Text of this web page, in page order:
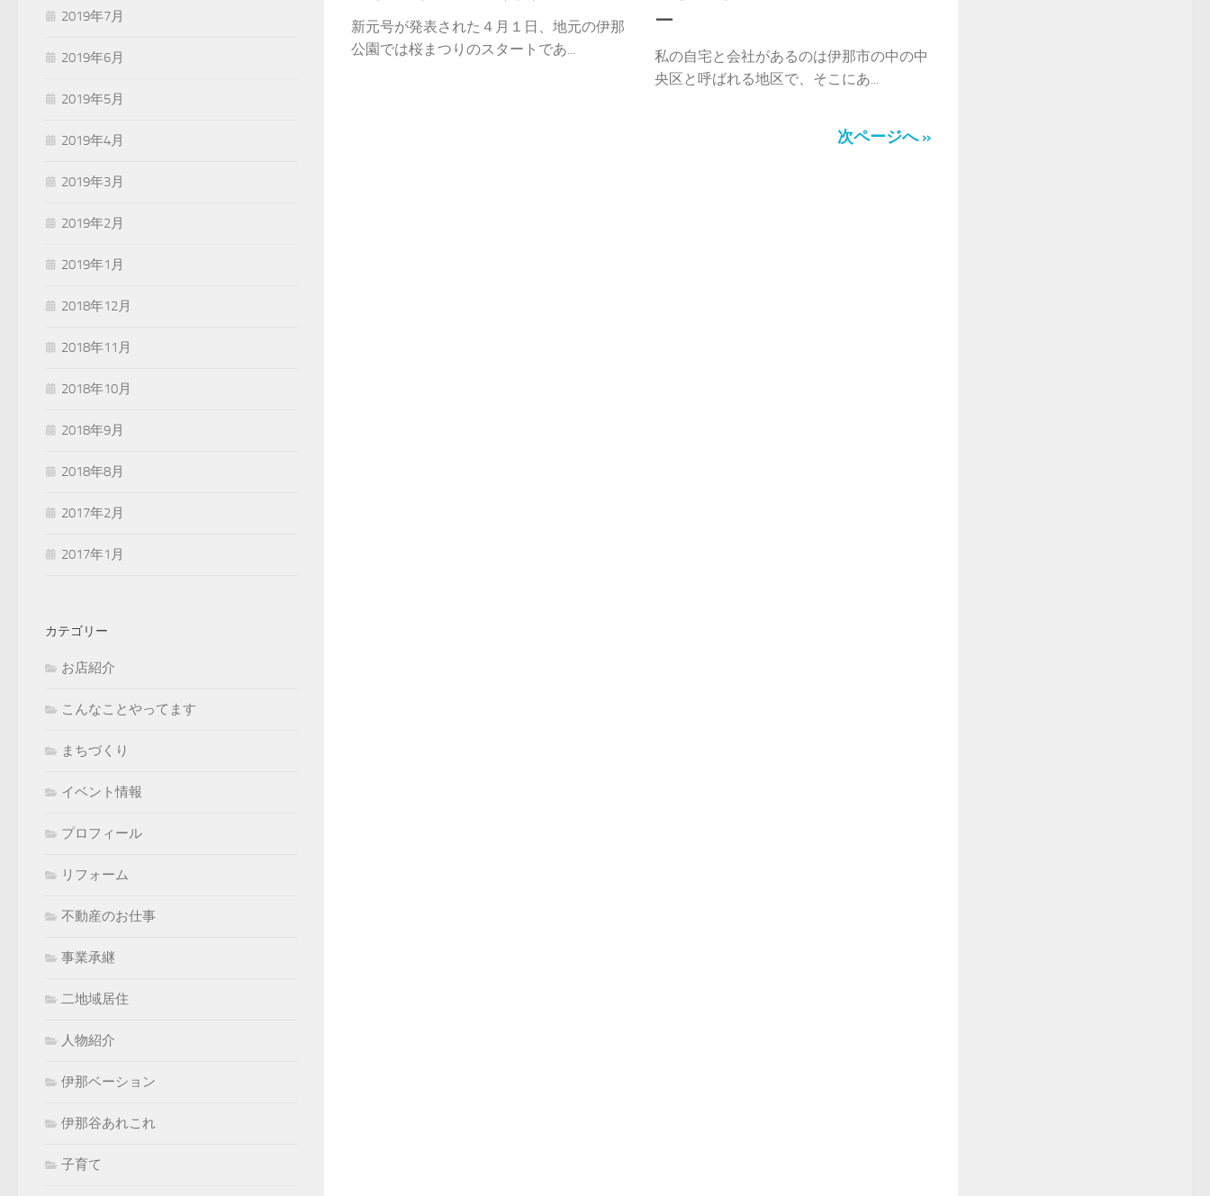
新元号が発表された４月１日、地元の伊那
公園では桜まつりのスタートであ...
ー
私の自宅と会社があるのは伊那市の中の中
央区と呼ばれる地区で、そこにあ...
次ページへ »
2019年7月
2019年6月
2019年5月
2019年4月
2019年3月
2019年2月
2019年1月
2018年12月
2018年11月
2018年10月
2018年9月
2018年8月
2017年2月
2017年1月
カテゴリー
お店紹介
こんなことやってます
まちづくり
イベント情報
プロフィール
リフォーム
不動産のお仕事
事業承継
二地域居住
人物紹介
伊那ベーション
伊那谷あれこれ
子育て